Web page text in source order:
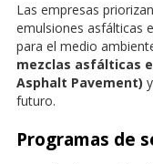
Las empresas
emulsiones asfálticas
para el medio
mezclas asfálticas
Asphalt Pavement)
futuro.
Programas de